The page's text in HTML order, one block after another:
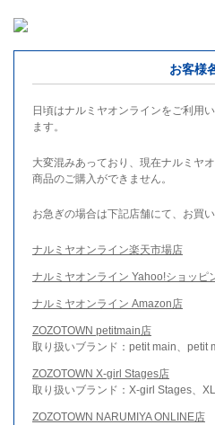
お客様
日頃はナルミヤオンラインをご利用
ます。
大変混みあっており、現在ナルミヤ
商品のご購入ができません。
お急ぎの場合は下記店舗にて、お買い
ナルミヤオンライン楽天市場店
ナルミヤオンライン Yahoo!ショッピ
ナルミヤオンライン Amazon店
ZOZOTOWN petitmain店
取り扱いブランド：petit main、petit
ZOZOTOWN X-girl Stages店
取り扱いブランド：X-girl Stages、
ZOZOTOWN NARUMIYA ONLINE店